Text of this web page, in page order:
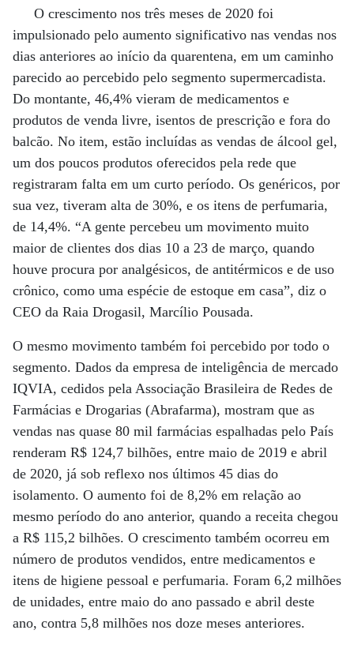
O crescimento nos três meses de 2020 foi
impulsionado pelo aumento significativo nas vendas nos
dias anteriores ao início da quarentena, em um caminho
parecido ao percebido pelo segmento supermercadista.
Do montante, 46,4% vieram de medicamentos e
produtos de venda livre, isentos de prescrição e fora do
balcão. No item, estão incluídas as vendas de álcool gel,
um dos poucos produtos oferecidos pela rede que
registraram falta em um curto período. Os genéricos, por
sua vez, tiveram alta de 30%, e os itens de perfumaria,
de 14,4%. “A gente percebeu um movimento muito
maior de clientes dos dias 10 a 23 de março, quando
houve procura por analgésicos, de antitérmicos e de uso
crônico, como uma espécie de estoque em casa”, diz o
CEO da Raia Drogasil, Marcílio Pousada.
O mesmo movimento também foi percebido por todo o
segmento. Dados da empresa de inteligência de mercado
IQVIA, cedidos pela Associação Brasileira de Redes de
Farmácias e Drogarias (Abrafarma), mostram que as
vendas nas quase 80 mil farmácias espalhadas pelo País
renderam R$ 124,7 bilhões, entre maio de 2019 e abril
de 2020, já sob reflexo nos últimos 45 dias do
isolamento. O aumento foi de 8,2% em relação ao
mesmo período do ano anterior, quando a receita chegou
a R$ 115,2 bilhões. O crescimento também ocorreu em
número de produtos vendidos, entre medicamentos e
itens de higiene pessoal e perfumaria. Foram 6,2 milhões
de unidades, entre maio do ano passado e abril deste
ano, contra 5,8 milhões nos doze meses anteriores.